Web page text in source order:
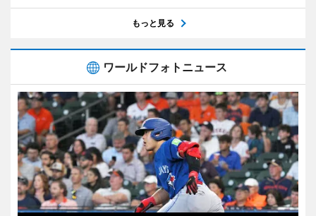
もっと見る
ワールドフォトニュース